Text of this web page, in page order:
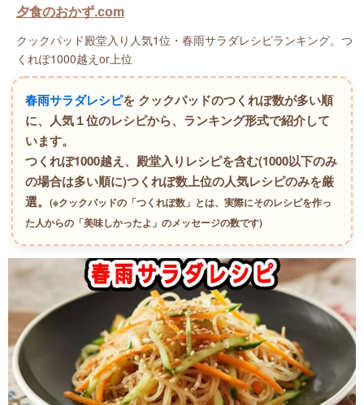
夕食のおかず.com
クックパッド殿堂入り人気1位・春雨サラダレシピランキング。つ
くれぽ1000越えor上位
春雨サラダレシピを クックパッドのつくれぽ数が多い順
に、人気１位のレシピから、ランキング形式で紹介して
います。
つくれぽ1000越え、殿堂入りレシピを含む(1000以下のみ
の場合は多い順に)つくれぽ数上位の人気レシピのみを厳
選。(※クックパッドの「つくれぽ数」とは、実際にそのレシピを作っ
た人からの「美味しかったよ」のメッセージの数です)